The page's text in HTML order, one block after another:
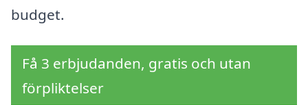
budget.
Få 3 erbjudanden, gratis och utan
förpliktelser